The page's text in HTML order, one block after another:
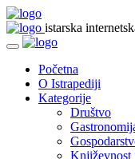
istarska
Početna
O Istrapediji
Kategorije
Društvo
Književnost